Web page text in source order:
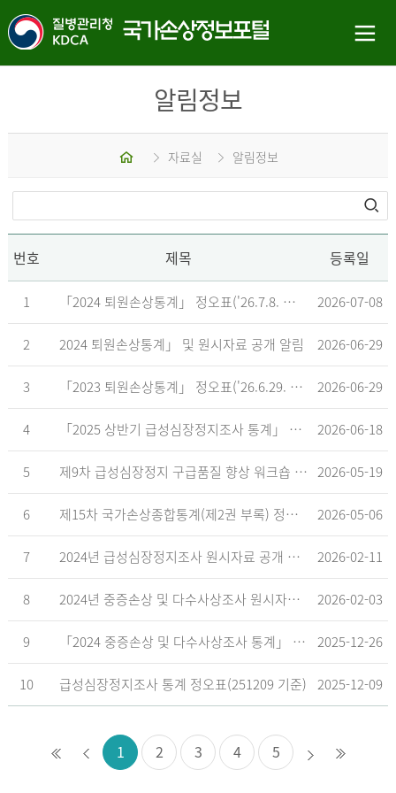
알림정보
홈 자료실 알림정보
번호 제목 등록일
1 「2024 퇴원손상통계」 정오표('26.7.8. 기준) 2026-07-08
2 2024 퇴원손상통계」 및 원시자료 공개 알림 2026-06-29
3 「2023 퇴원손상통계」 정오표('26.6.29. 기준) 2026-06-29
4 「2025 상반기 급성심장정지조사 통계」 공표 2026-06-18
5 제9차 급성심장정지 구급품질 향상 워크숍 개최 안내 2026-05-19
6 제15차 국가손상종합통계(제2권 부록) 정오표('26.5.18. 기준) 2026-05-06
7 2024년 급성심장정지조사 원시자료 공개 알림 2026-02-11
8 2024년 중증손상 및 다수사상조사 원시자료 공개 알림 2026-02-03
9 「2024 중증손상 및 다수사상조사 통계」 공표 2025-12-26
10 급성심장정지조사 통계 정오표(251209 기준) 2025-12-09
1 2 3 4 5